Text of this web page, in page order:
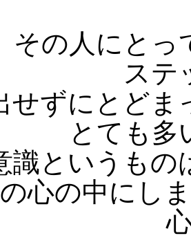
その人にと
ステ
せずにとど
とても多
識というも
心の中にし